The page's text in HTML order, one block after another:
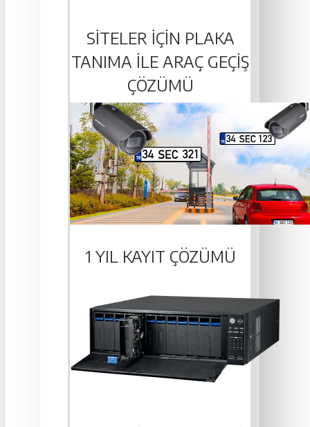
SITELER IÇIN PLAKA
TANIMA ILE ARAÇ GEÇIŞ
ÇÖZÜMÜ
1 YIL KAYIT ÇÖZÜMÜ